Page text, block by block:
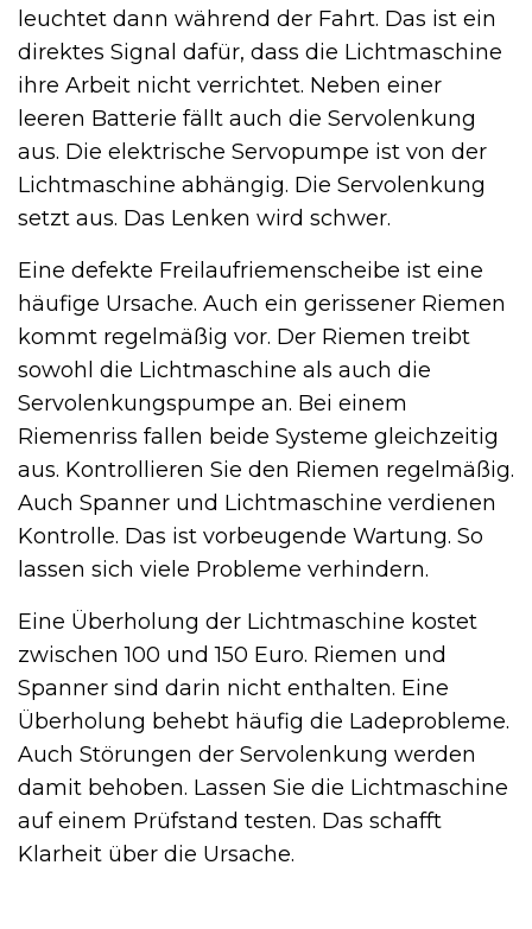
leuchtet dann während der Fahrt. Das ist ein
direktes Signal dafür, dass die Lichtmaschine
ihre Arbeit nicht verrichtet. Neben einer
leeren Batterie fällt auch die Servolenkung
aus. Die elektrische Servopumpe ist von der
Lichtmaschine abhängig. Die Servolenkung
setzt aus. Das Lenken wird schwer.
Eine defekte Freilaufriemenscheibe ist eine
häufige Ursache. Auch ein gerissener Riemen
kommt regelmäßig vor. Der Riemen treibt
sowohl die Lichtmaschine als auch die
Servolenkungspumpe an. Bei einem
Riemenriss fallen beide Systeme gleichzeitig
aus. Kontrollieren Sie den Riemen regelmäßig.
Auch Spanner und Lichtmaschine verdienen
Kontrolle. Das ist vorbeugende Wartung. So
lassen sich viele Probleme verhindern.
Eine Überholung der Lichtmaschine kostet
zwischen 100 und 150 Euro. Riemen und
Spanner sind darin nicht enthalten. Eine
Überholung behebt häufig die Ladeprobleme.
Auch Störungen der Servolenkung werden
damit behoben. Lassen Sie die Lichtmaschine
auf einem Prüfstand testen. Das schafft
Klarheit über die Ursache.